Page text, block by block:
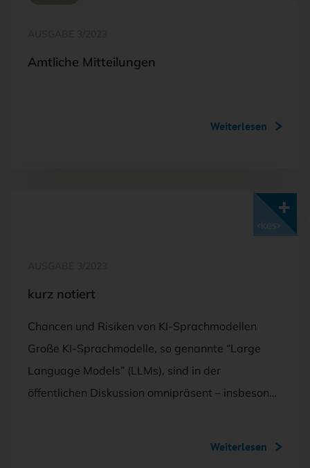
Amtliche Mitteilungen
Weiterlesen
kurz notiert
Chancen und Risiken von KI-Sprachmodellen
Große KI-Sprachmodelle, so genannte “Large
Language Models” (LLMs), sind in der
öffentlichen Diskussion omnipräsent – insbeson…
Weiterlesen